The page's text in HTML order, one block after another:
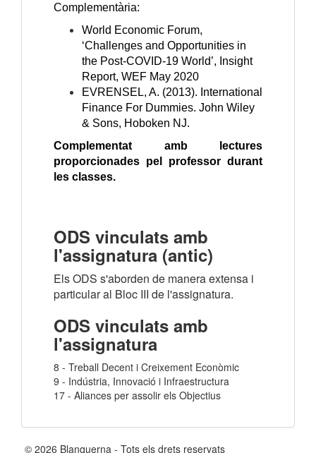
Complementària:
World Economic Forum,
‘Challenges and Opportunities in
the Post-COVID-19 World’, Insight
Report, WEF May 2020
EVRENSEL, A. (2013). International
Finance For Dummies. John Wiley
& Sons, Hoboken NJ.
Complementat amb lectures
proporcionades pel professor durant
les classes.
ODS vinculats amb
l'assignatura (antic)
Els ODS s'aborden de manera extensa i
particular al Bloc III de l'assignatura.
ODS vinculats amb
l'assignatura
8 - Treball Decent i Creixement Econòmic
9 - Indústria, Innovació i Infraestructura
17 - Aliances per assolir els Objectius
© 2026 Blanquerna - Tots els drets reservats